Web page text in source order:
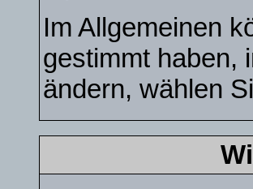
Im Allgemeinen
gestimmt haben,
ändern, wählen